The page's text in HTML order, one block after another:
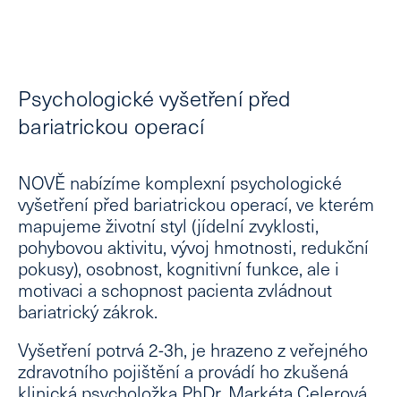
Psychologické vyšetření před
bariatrickou operací
NOVĚ nabízíme komplexní psychologické
vyšetření před bariatrickou operací, ve kterém
mapujeme životní styl (jídelní zvyklosti,
pohybovou aktivitu, vývoj hmotnosti, redukční
pokusy), osobnost, kognitivní funkce, ale i
motivaci a schopnost pacienta zvládnout
bariatrický zákrok.
Vyšetření potrvá 2-3h, je hrazeno z veřejného
zdravotního pojištění a provádí ho zkušená